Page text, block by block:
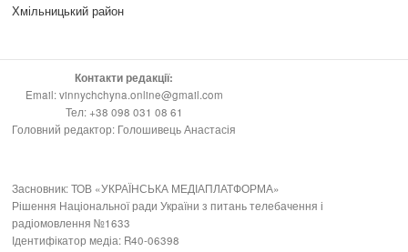
Хмільницький район
Контакти редакції:
Email: vinnychchyna.online@gmail.com
Тел: +38 098 031 08 61
Головний редактор: Голошивець Анастасія
Засновник: ТОВ «УКРАЇНСЬКА МЕДІАПЛАТФОРМА»
Рішення Національної ради України з питань телебачення і
радіомовлення №1633
Ідентифікатор медіа: R40-06398